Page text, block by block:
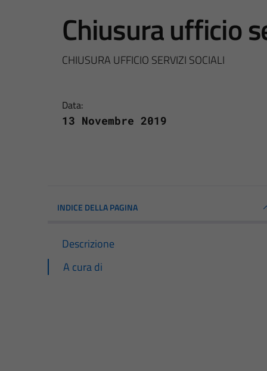
Chiusura ufficio
CHIUSURA UFFICIO SERVIZI SOCIALI
Data:
13 Novembre 2019
INDICE DELLA PAGINA
Descrizione
A cura di